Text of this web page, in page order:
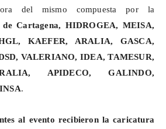
del mismo compuesta por la
Cartagena, HIDROGEA, MEISA,
KAEFER, ARALIA, GASCA,
VALERIANO, IDEA, TAMESUR,
APIDECO, GALINDO,
.
al evento recibieron la caricatura